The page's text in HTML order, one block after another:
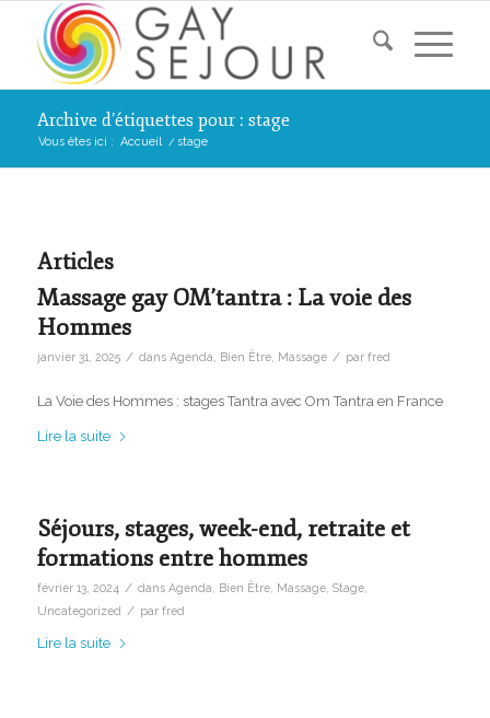
Archive d’étiquettes pour : stage
Vous êtes ici : Accueil / stage
Articles
Massage gay OM’tantra : La voie des
Hommes
janvier 31, 2025 / dans Agenda Bien Être, Massage / par fred
La Voie des Hommes : stages Tantra avec Om Tantra en France
Lire la suite
Séjours, stages, week-end, retraite et
formations entre hommes
février 13, 2024 / dans Agenda Bien Être, Massage, Stage,
Uncategorized / par fred
Lire la suite